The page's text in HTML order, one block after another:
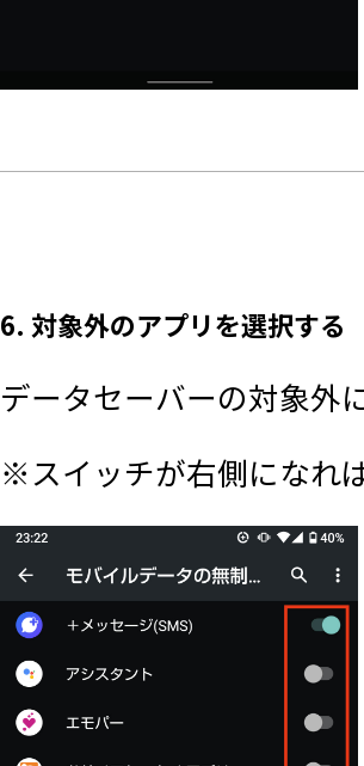
6. 対象外のアプリを選択する
データセーバーの対象外
※スイッチが右側になれ